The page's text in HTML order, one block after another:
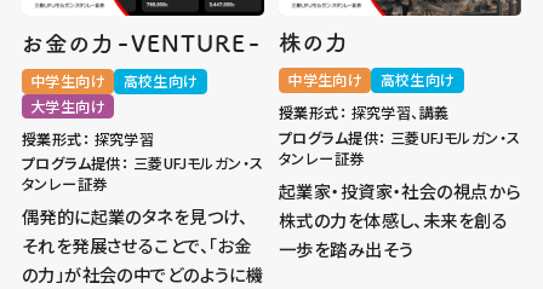
お金の力 -VENTURE-
中学生向け
高校生向け
大学生向け
授業形式： 探究学習
プログラム提供： 三菱UFJモルガン・ス
タンレー証券
偶発的に起業のタネを見つけ、
それを発展させることで、「お金
の力」が社会の中でどのように機
株の力
中学生向け
高校生向け
授業形式： 探究学習、講義
プログラム提供： 三菱UFJモルガン・ス
タンレー証券
起業家・投資家・社会の視点から
株式の力を体感し、未来を創る
一歩を踏み出そう